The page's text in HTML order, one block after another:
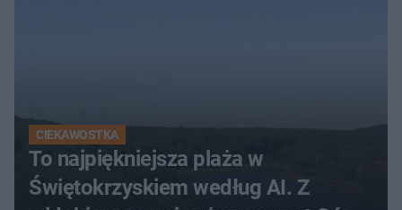
CIEKAWOSTKA
To najpiękniejsza plaża w
Świętokrzyskiem według AI. Z